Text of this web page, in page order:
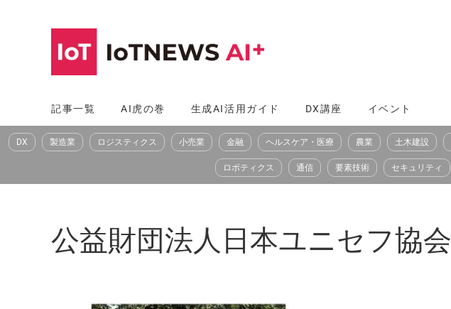
へ
ス
記事一覧 AI虎の巻 生成AI活用ガイド DX講座 イベント
DX 製造業 ロジスティクス 小売業 金融 ヘルスケア・医療 農業 土木建設
ロボティクス 通信 要素技術 セキュリティ
公益財団法人日本ユニセフ協会